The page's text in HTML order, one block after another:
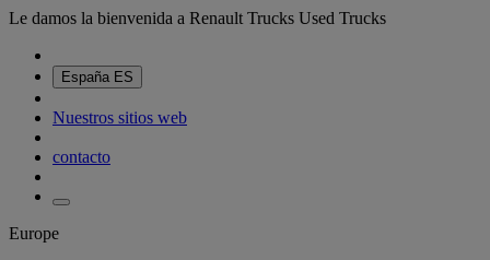
Le damos la bienvenida a Renault Trucks Used Trucks
España ES
Nuestros sitios web
contacto
Europe